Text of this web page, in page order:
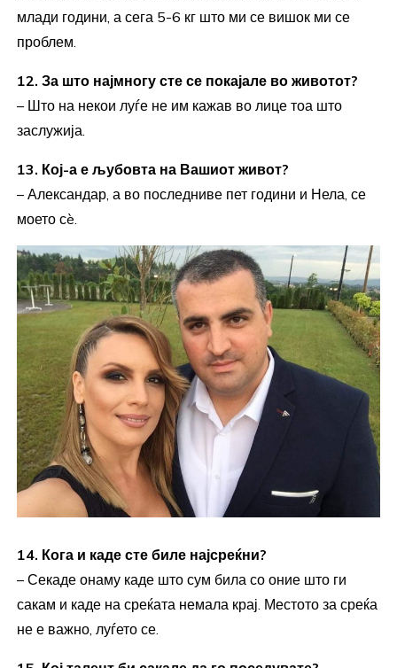
млади години, а сега 5-6 кг што ми се вишок ми се
проблем.
12. За што најмногу сте се покајале во животот?
– Што на некои луѓе не им кажав во лице тоа што
заслужија.
13. Кој-а е љубовта на Вашиот живот?
– Александар, а во последниве пет години и Нела, се
моето сè.
14. Кога и каде сте биле најсреќни?
– Секаде онаму каде што сум била со оние што ги
сакам и каде на среќата немала крај. Местото за среќа
не е важно, луѓето се.